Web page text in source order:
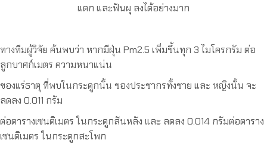
แตก และฟันผุ ลงได้อย่างมาก
ทางทีมผู้วิจัย ค้นพบว่า หากมีฝุ่น Pm2.5 เพิ่มขึ้นทุก 3 ไมโครกรัม ต่อ
ลูกบาศก์เมตร ความหนาแน่น
ของแร่ธาตุ ที่พบในกระดูกนั้น ของประชากรทั้งชาย และ หญิงนั้น จะ
ลดลง 0.011 กรัม
ต่อตารางเซนติเมตร ในกระดูกสันหลัง และ ลดลง 0.014 กรัมต่อตาราง
เซนติเมตร ในกระดูกสะโพก